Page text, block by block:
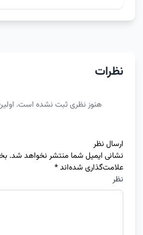
نظرات
هنوز نظری ثبت نشده است.
ارسال نظر
نشانی ایمیل شما منتشر نخواهد شد.
علامت‌گذاری شده‌اند*
نظر